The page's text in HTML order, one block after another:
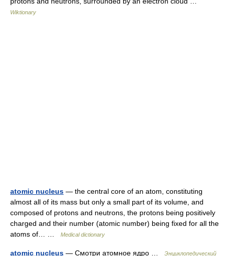
Wiktionary
atomic nucleus — the central core of an atom, constituting
almost all of its mass but only a small part of its volume, and
composed of protons and neutrons, the protons being positively
charged and their number (atomic number) being fixed for all the
atoms of… …
Medical dictionary
atomic nucleus — Смотри атомное ядро …
Энциклопедический